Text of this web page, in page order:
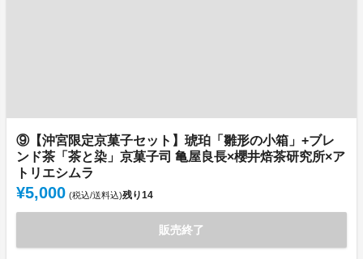
⑨【沖宮限定京菓子セット】琥珀「雛形の小箱」+ブレ
ンド茶「茶と染」京菓子司 亀屋良長×櫻井焙茶研究所×ア
トリエシムラ
¥5,000 (税込/送料込)残り14
販売終了